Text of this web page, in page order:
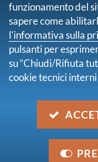
E
competenza
l’AGCM e l’OIC,
comunitarie e
funzionamento del
sapere come
l'informativa sulla
pulsanti per
su “Chiudi/Rifiuta
cookie tecnici interni